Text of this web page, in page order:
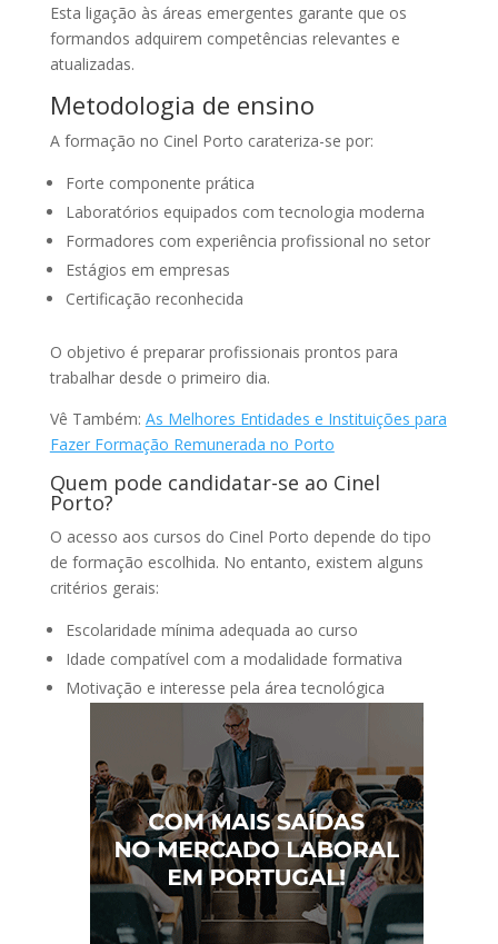
Esta ligação às áreas emergentes garante que os
formandos adquirem competências relevantes e
atualizadas.
Metodologia de ensino
A formação no Cinel Porto carateriza-se por:
Forte componente prática
Laboratórios equipados com tecnologia moderna
Formadores com experiência profissional no setor
Estágios em empresas
Certificação reconhecida
O objetivo é preparar profissionais prontos para
trabalhar desde o primeiro dia.
Vê Também: As Melhores Entidades e Instituições para
Fazer Formação Remunerada no Porto
Quem pode candidatar-se ao Cinel
Porto?
O acesso aos cursos do Cinel Porto depende do tipo
de formação escolhida. No entanto, existem alguns
critérios gerais:
Escolaridade mínima adequada ao curso
Idade compatível com a modalidade formativa
Motivação e interesse pela área tecnológica